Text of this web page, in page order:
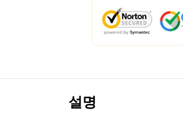
설명